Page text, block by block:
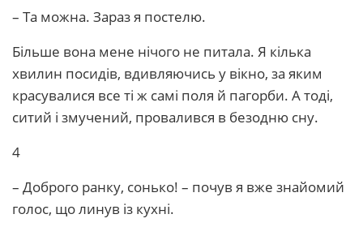
– Та можна. Зараз я постелю.
Більше вона мене нічого не питала. Я кілька
хвилин посидів, вдивляючись у вікно, за яким
красувалися все ті ж самі поля й пагорби. А тоді,
ситий і змучений, провалився в безодню сну.
4
– Доброго ранку, сонько! – почув я вже знайомий
голос, що линув із кухні.